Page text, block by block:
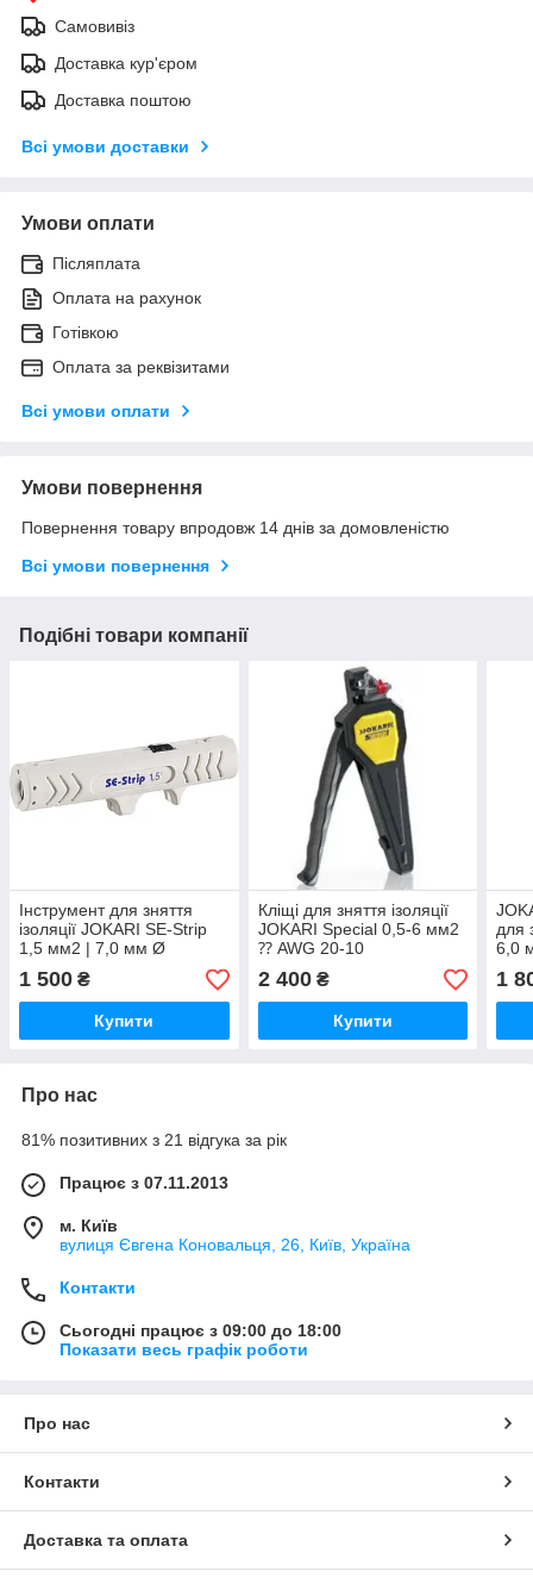
Самовивіз
Доставка кур'єром
Доставка поштою
Всі умови доставки
Умови оплати
Післяплата
Оплата на рахунок
Готівкою
Оплата за реквізитами
Всі умови оплати
Умови повернення
Повернення товару впродовж 14 днів за домовленістю
Всі умови повернення
Подібні товари компанії
Інструмент для зняття
ізоляції JOKARI SE-Strip
1,5 мм2 | 7,0 мм Ø
1 500 ₴
Купити
Кліщі для зняття ізоляції
JOKARI Special 0,5-6 мм2
⁇ AWG 20-10
2 400₴
Купити
для
6,0
1
Про нас
81% позитивних з 21 відгука за рік
Працює з 07.11.2013
м. Київ
вулиця Євгена Коновальця, 26, Київ, Україна
Контакти
Сьогодні працює з 09:00 до 18:00
Показати весь графік роботи
Про нас
Контакти
Доставка та оплата